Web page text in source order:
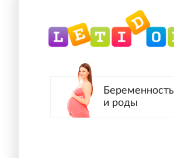
Беременность
и роды